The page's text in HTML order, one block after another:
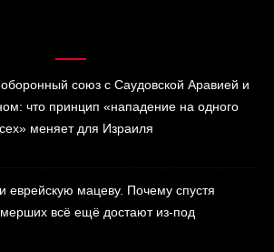
союз с Саудовской Аравией и
что принцип «нападение на одного
меняет для Израиля
еврейскую мацеву. Почему спустя
всё ещё достают из-под